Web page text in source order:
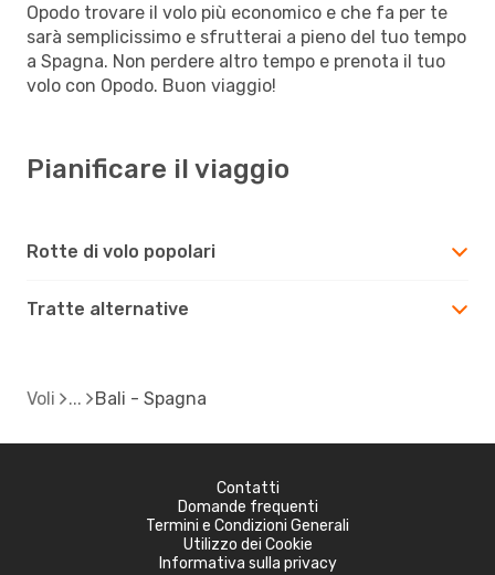
Opodo trovare il volo più economico e che fa per te
sarà semplicissimo e sfrutterai a pieno del tuo tempo
a Spagna. Non perdere altro tempo e prenota il tuo
volo con Opodo. Buon viaggio!
Pianificare il viaggio
Rotte di volo popolari
Tratte alternative
Voli Bali - Spagna
Contatti
Domande frequenti
Termini e Condizioni Generali
Utilizzo dei Cookie
Informativa sulla privacy